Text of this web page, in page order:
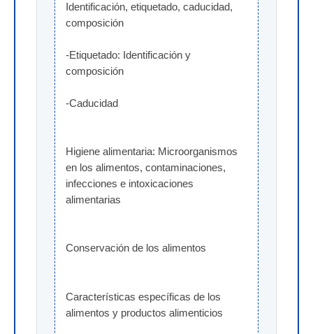
Identificación, etiquetado, caducidad,
composición
-Etiquetado: Identificación y
composición
-Caducidad
Higiene alimentaria: Microorganismos
en los alimentos, contaminaciones,
infecciones e intoxicaciones
alimentarias
Conservación de los alimentos
Características específicas de los
alimentos y productos alimenticios